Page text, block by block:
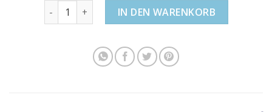
swarovski halskette rosegold Menge
IN DEN WARENKORB